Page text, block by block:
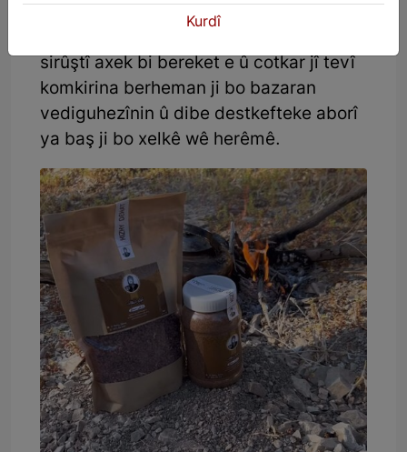
sînorê wê herêmê simaqê jê dikin. Li
sirûştî axek bi bereket e û cotkar jî tevî
komkirina berheman ji bo bazaran
vediguhezînin û dibe destkefteke aborî
ya baş ji bo xelkê wê herêmê.
Kurdî